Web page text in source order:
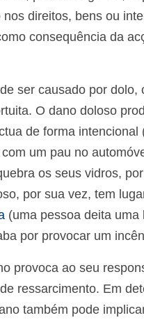
nos direitos, bens ou
consequência da
ser causado por dolo,
O dano doloso
de forma intencional
um pau no
os seus vidros,
por sua vez, tem
(uma pessoa deita uma
por provocar um
provoca ao seu
ressarcimento. Em
também pode